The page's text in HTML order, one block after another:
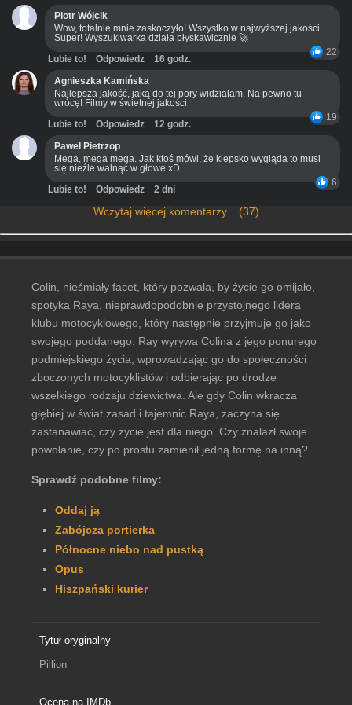
Piotr Wójcik
Wow, totalnie mnie zaskoczyło! Wszystko w najwyższej jakości.
Super! Wyszukiwarka działa błyskawicznie 🚀
22
Lubie to! Odpowiedz
16 godz.
Agnieszka Kamińska
Najlepsza jakość, jaką do tej pory widziałam. Na pewno tu
wrócę! Filmy w świetnej jakości
19
Lubie to! Odpowiedz
12 godz.
Paweł Pietrzop
Mega, mega mega. Jak ktoś mówi, że kiepsko wygląda to musi
się nieźle walnąć w głowe xD
6
Lubie to! Odpowiedz 2 dni
Wczytaj więcej komentarzy... (37)
Colin, nieśmiały facet, który pozwala, by życie go omijało,
spotyka Raya, nieprawdopodobnie przystojnego lidera
klubu motocyklowego, który następnie przyjmuje go jako
swojego poddanego. Ray wyrywa Colina z jego ponurego
podmiejskiego życia, wprowadzając go do społeczności
zboczonych motocyklistów i odbierając po drodze
wszelkiego rodzaju dziewictwa. Ale gdy Colin wkracza
głębiej w świat zasad i tajemnic Raya, zaczyna się
zastanawiać, czy życie jest dla niego. Czy znalazł swoje
powołanie, czy po prostu zamienił jedną formę na inną?
Sprawdź podobne filmy:
Oddaj ją
Zabójcza portierka
Północne niebo nad pustką
Opus
Hiszpański kurier
Tytuł oryginalny
Pillion
Ocena na IMDb